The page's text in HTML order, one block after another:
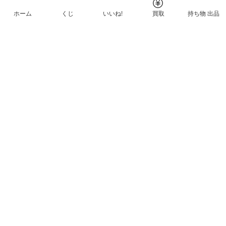
ホーム くじ いいね! 買取 持ち物 出品